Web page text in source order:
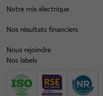
Notre mix électrique
Nos résultats financiers
Nous rejoindre
Nos labels